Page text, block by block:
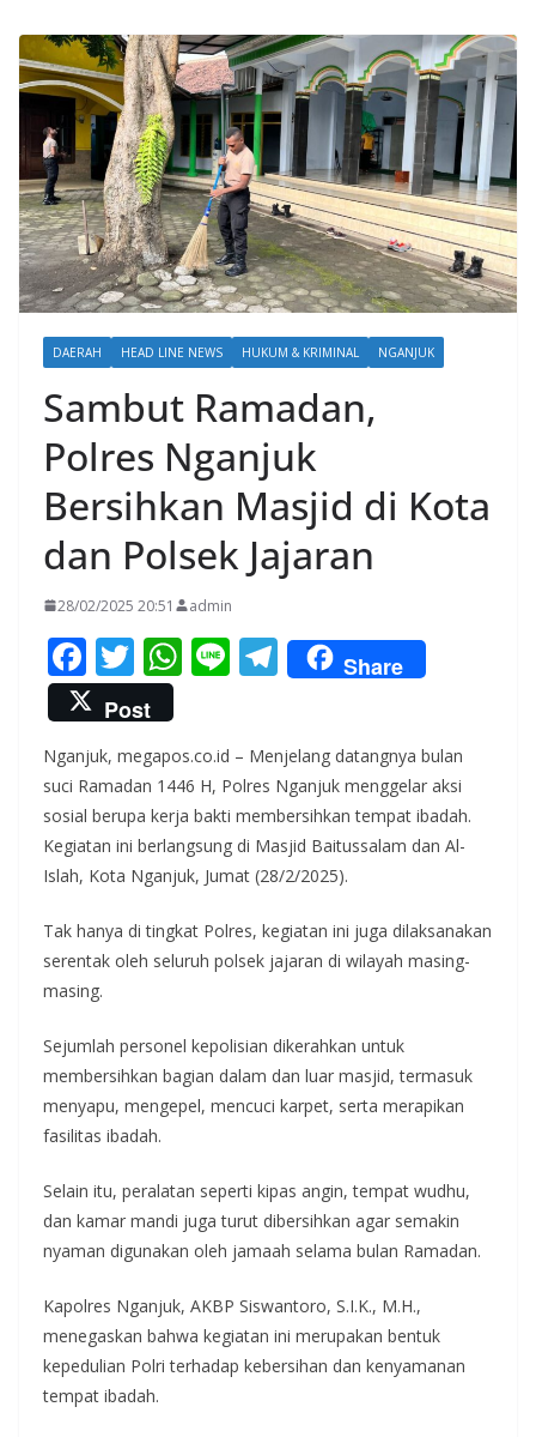
DAERAH HEAD LINE NEWS HUKUM & KRIMINAL NGANJUK
Sambut Ramadan,
Polres Nganjuk
Bersihkan Masjid di Kota
dan Polsek Jajaran
28/02/2025 20:51 admin
F
ac
e
b
o
o
k
T
w
itt
er
W
s
A
p
p
Li T
el
gr
a
m
Share
Post
Nganjuk, megapos.co.id – Menjelang datangnya bulan
suci Ramadan 1446 H, Polres Nganjuk menggelar aksi
sosial berupa kerja bakti membersihkan tempat ibadah.
Kegiatan ini berlangsung di Masjid Baitussalam dan Al-
Islah, Kota Nganjuk, Jumat (28/2/2025).
Tak hanya di tingkat Polres, kegiatan ini juga dilaksanakan
serentak oleh seluruh polsek jajaran di wilayah masing-
masing.
Sejumlah personel kepolisian dikerahkan untuk
membersihkan bagian dalam dan luar masjid, termasuk
menyapu, mengepel, mencuci karpet, serta merapikan
fasilitas ibadah.
Selain itu, peralatan seperti kipas angin, tempat wudhu,
dan kamar mandi juga turut dibersihkan agar semakin
nyaman digunakan oleh jamaah selama bulan Ramadan.
Kapolres Nganjuk, AKBP Siswantoro, S.I.K., M.H.,
menegaskan bahwa kegiatan ini merupakan bentuk
kepedulian Polri terhadap kebersihan dan kenyamanan
tempat ibadah.